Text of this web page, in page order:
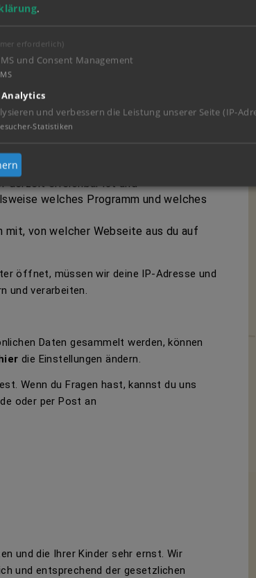
die uns dein Computer schickt,
nennt man nicht-persönliche
Computer bekommen wir, damit du die
aufrufst, fragt dein Computer
der URL. Gleichzeitig
derzeit erreichbar ist und
welches Programm und welches
von welcher Webseite aus du auf
öffnet, müssen wir deine IP-Adresse und
und verarbeiten.
Daten gesammelt werden, können
die Einstellungen ändern.
Wenn du Fragen hast, kannst du uns
oder per Post an
und die Ihrer Kinder sehr ernst. Wir
und entsprechend der gesetzlichen
.
erforderlich)
und Consent Management
Analytics
und verbessern die Leistung unserer Seite (IP-
Statistiken